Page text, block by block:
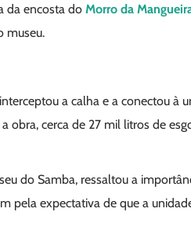
da encosta do Morro da
museu.
interceptou a calha e a conectou à
obra, cerca de 27 mil litros de
do Samba, ressaltou a
pela expectativa de que a